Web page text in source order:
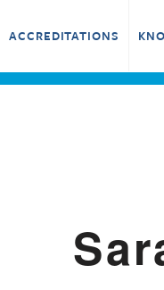
ACCREDITATIONS